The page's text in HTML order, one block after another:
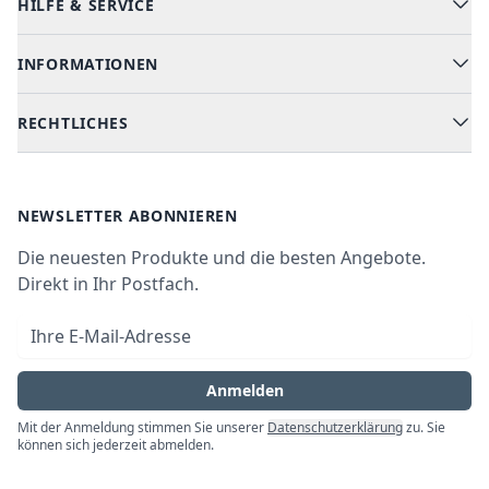
Alle Kategorien
Kühlen & Gefrieren
HILFE & SERVICE
Hilfe & FAQ
INFORMATIONEN
Über uns
RECHTLICHES
Datenschutz
Widerrufsrecht
Impressum
NEWSLETTER ABONNIEREN
Die neuesten Produkte und die besten Angebote.
Direkt in Ihr Postfach.
E-Mail-Adresse
Anmelden
Mit der Anmeldung stimmen Sie unserer Datenschutzerklärungzu. Sie
können sich jederzeit abmelden.